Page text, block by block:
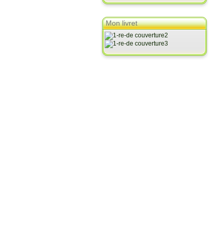
Mon livret